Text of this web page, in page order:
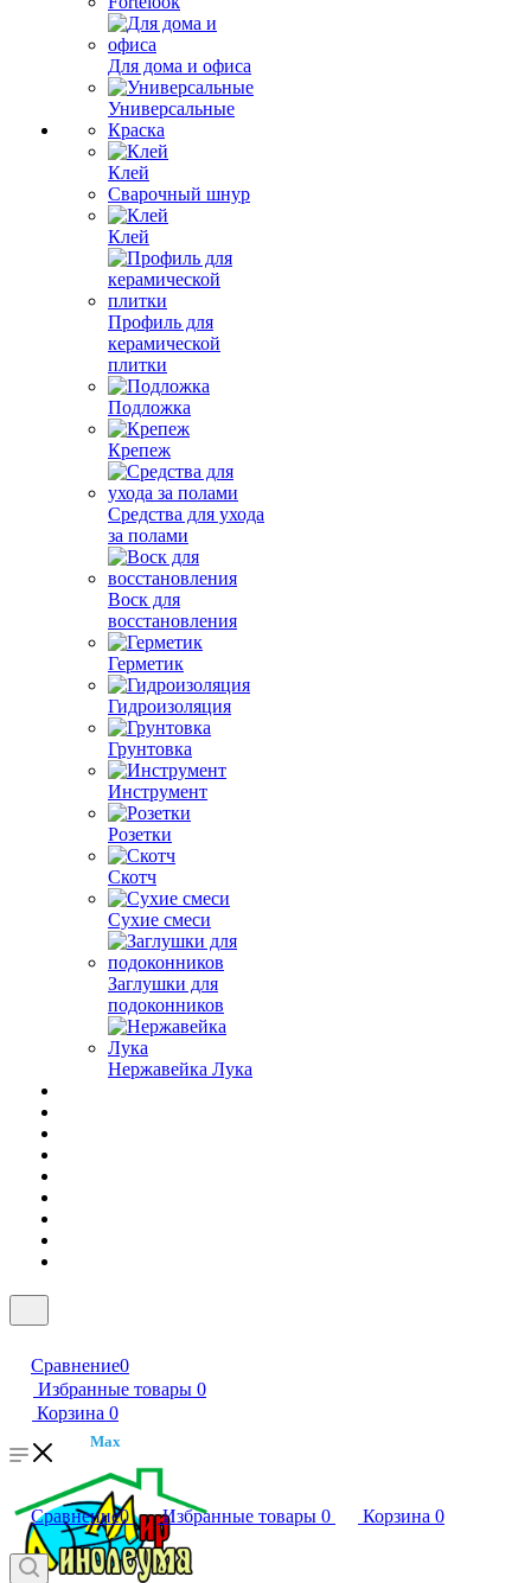
Для дома и офиса
Универсальные
Краска
Клей
Сварочный шнур
Клей
Профиль для
керамической
плитки
Подложка
Крепеж
Средства для ухода
за полами
Воск для
восстановления
Герметик
Гидроизоляция
Грунтовка
Инструмент
Розетки
Скотч
Сухие смеси
Заглушки для
подоконников
Нержавейка Лука
Сравнение0
Избранные товары 0
Корзина 0
Max
Сравнение0 Избранные товары 0 Корзина 0